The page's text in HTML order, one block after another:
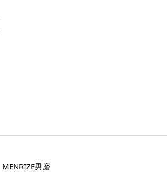
MENRIZE男磨